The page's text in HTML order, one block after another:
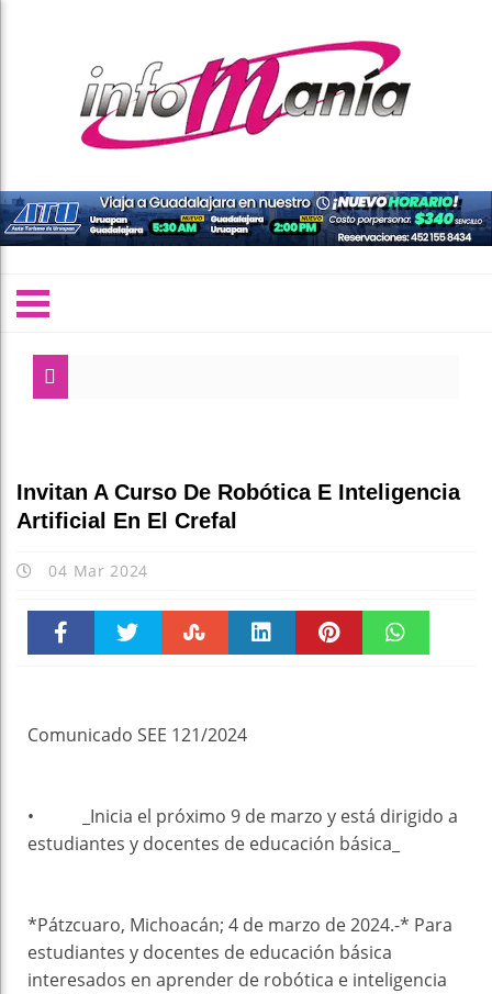
Invitan A Curso De Robótica E Inteligencia
Artificial En El Crefal
04 Mar 2024
Comunicado SEE 121/2024
• _Inicia el próximo 9 de marzo y está dirigido a
estudiantes y docentes de educación básica_
*Pátzcuaro, Michoacán; 4 de marzo de 2024.-* Para
estudiantes y docentes de educación básica
interesados en aprender de robótica e inteligencia